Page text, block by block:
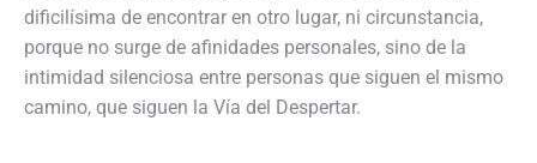
dificilísima de encontrar en otro lugar, ni circunstancia,
porque no surge de afinidades personales, sino de la
intimidad silenciosa entre personas que siguen el mismo
camino, que siguen la Vía del Despertar.